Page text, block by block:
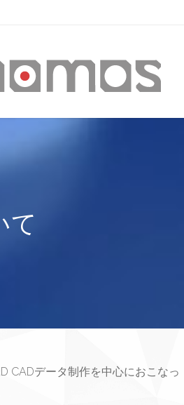
て
CADデータ制作を中心におこなっ